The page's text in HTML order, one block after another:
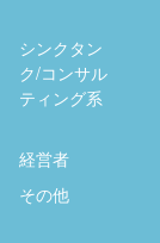
シンクタン
ク/コンサル
ティング系
経営者
その他